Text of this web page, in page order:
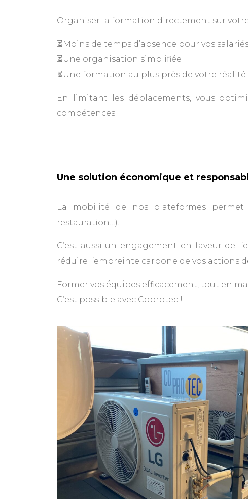
Organiser la formation directement sur
⏳Moins de temps d’absence pour vos
⏳Une organisation simplifiée
⏳Une formation au plus près de votre
En limitant les déplacements, vous
compétences.
Une solution économique et
La mobilité de nos plateformes
restauration…).
C’est aussi un engagement en faveur de
réduire l’empreinte carbone de vos actions
Former vos équipes efficacement, tout en
C’est possible avec Coprotec !